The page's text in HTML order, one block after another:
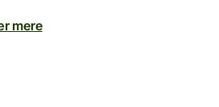
mere